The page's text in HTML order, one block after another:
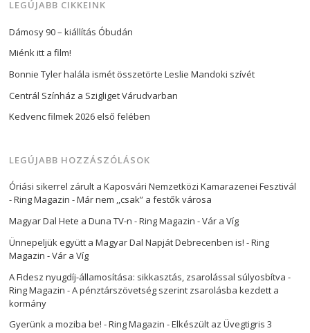
LEGÚJABB CIKKEINK
Dámosy 90 – kiállítás Óbudán
Miénk itt a film!
Bonnie Tyler halála ismét összetörte Leslie Mandoki szívét
Centrál Színház a Szigliget Várudvarban
Kedvenc filmek 2026 első felében
LEGÚJABB HOZZÁSZÓLÁSOK
Óriási sikerrel zárult a Kaposvári Nemzetközi Kamarazenei Fesztivál
- Ring Magazin -Már nem ,,csak” a festők városa
Magyar Dal Hete a Duna TV-n - Ring Magazin -Vár a Víg
Ünnepeljük együtt a Magyar Dal Napját Debrecenben is! - Ring
Magazin -Vár a Víg
A Fidesz nyugdíj-államosítása: sikkasztás, zsarolással súlyosbítva -
Ring Magazin -A pénztárszövetség szerint zsarolásba kezdett a
kormány
Gyerünk a moziba be! - Ring Magazin -Elkészült az Üvegtigris 3